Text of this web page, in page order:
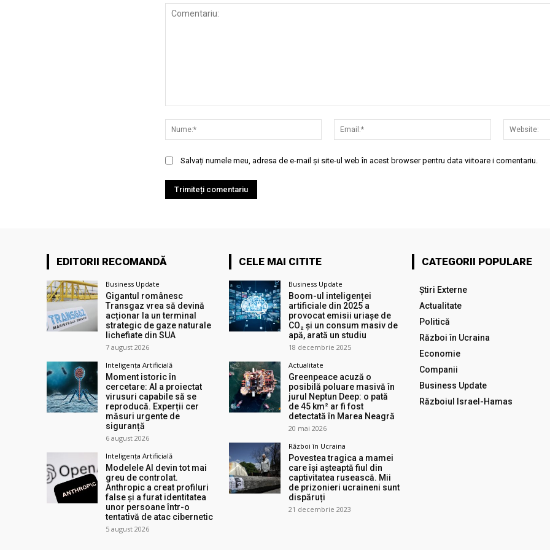
Nume:*
Email:*
Salvați numele meu, adresa de e-mail și site-ul web în acest browser pentru data viitoare i comentariu.
EDITORII RECOMANDĂ
Business Update
Gigantul românesc
Transgaz vrea să devină
acționar la un terminal
strategic de gaze naturale
lichefiate din SUA
7 august 2026
Inteligența Artificială
Moment istoric în
cercetare: AI a proiectat
virusuri capabile să se
reproducă. Experții cer
măsuri urgente de
siguranță
6 august 2026
Inteligența Artificială
Modelele AI devin tot mai
greu de controlat.
Anthropic a creat profiluri
false și a furat identitatea
unor persoane într-o
tentativă de atac cibernetic
5 august 2026
CELE MAI CITITE
Business Update
Boom-ul inteligenței
artificiale din 2025 a
provocat emisii uriașe de
CO₂ și un consum masiv de
apă, arată un studiu
18 decembrie 2025
Actualitate
Greenpeace acuză o
posibilă poluare masivă în
jurul Neptun Deep: o pată
de 45 km² ar fi fost
detectată în Marea Neagră
20 mai 2026
Război în Ucraina
Povestea tragica a mamei
care își așteaptă fiul din
captivitatea rusească. Mii
de prizonieri ucraineni sunt
dispăruți
21 decembrie 2023
CATEGORII POPULARE
Știri Externe
Actualitate
Politică
Război în Ucraina
Economie
Companii
Business Update
Războiul Israel-Hamas